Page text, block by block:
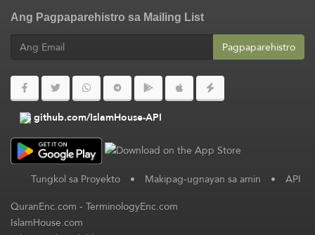
Ang Pagpaparehistro sa Mailing List
Pagpaparehistro
github.com/IslamHouse-API
Tungkol sa Proyekto • Makipag-ugnayan sa amin • API
QuranEnc.com-TerminologyEnc.com
IslamHouse.com